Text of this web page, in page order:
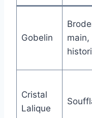
Gobelin
Cristal
Lalique